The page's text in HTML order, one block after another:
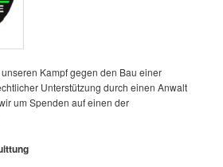
Kampf gegen den Bau einer
Unterstützung durch einen Anwalt
um Spenden auf einen der